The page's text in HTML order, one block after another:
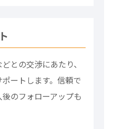
との交渉にあたり、
ートします。信頼で
のフォローアップも